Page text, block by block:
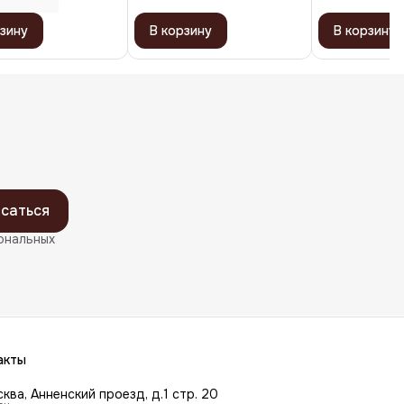
В корзину В корзину
Анненский проезд, д.1 стр. 20